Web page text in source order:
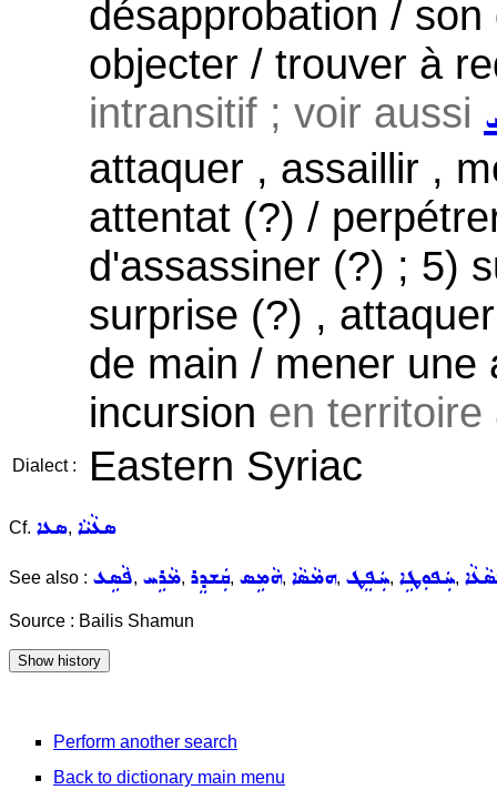
désapprobation /
objecter / trouver à
intransitif ; voir aussi
attaquer , assaillir ,
attentat (?) /
d'assassiner (?) ; 5)
surprise (?) ,
de main / mener une
incursion en territoire
Dialect : Eastern Syriac
Cf. ܣܥܐ, ܣܥܵܝܵܐ
See also : ܦܵܣܹܥ, ܡܵܪܹܚ, ܩܲܫܕܸܪ, ܗܵܡܹܣ, ܗܡܵܣܵܐ, ܚܲܦܸܛ, ܚܲܦܘܼܛܹܐ,
Source : Bailis Shamun
Perform another search
Back to dictionary main menu